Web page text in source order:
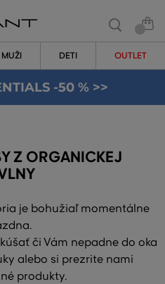
MUŽI DETI OUTLET
-50 % >>
Z ORGANICKEJ
je bohužiaľ momentálne
či Vám nepadne do oka
alebo si prezrite nami
produkty.